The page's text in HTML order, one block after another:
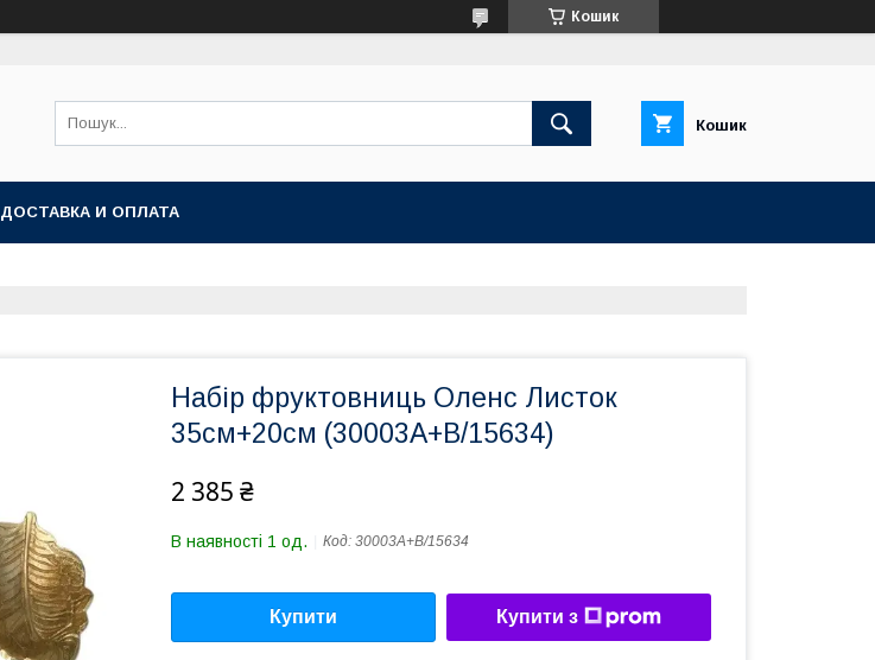
Кошик
Кошик
ДОСТАВКА И ОПЛАТА
Набір фруктовниць Оленс Листок
35см+20см (30003A+B/15634)
2 385 ₴
В наявності 1 од. Код: 30003A+B/15634
Купити Купити з